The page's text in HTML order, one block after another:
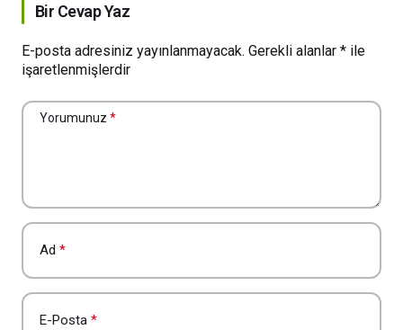
Bir Cevap Yaz
E-posta adresiniz yayınlanmayacak. Gerekli alanlar * ile
işaretlenmişlerdir
Yorumunuz *
Ad *
E-Posta *